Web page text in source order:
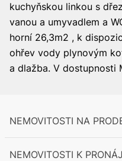
kuchyňskou linkou s
vanou a umyvadlem a
horní 26,3m2 , k
ohřev vody plynovým
a dlažba. V dostupnosti
NEMOVITOSTI NA
NEMOVITOSTI K